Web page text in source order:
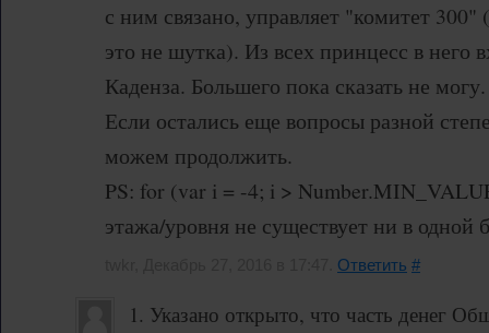
с ним связано, управляет "комитет 300"
это не шутка). Из всех принцесс в него
Каденза. Большего пока сказать не могу.
Если остались еще вопросы разной
можем продолжить.
PS: for (var i = -4; i >
этажа/уровня не существует ни в
Ответить #
1. Указано открыто, что часть денег